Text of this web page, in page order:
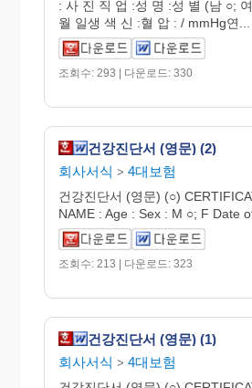
: 사 진 직 업 :성 명 :성 별 (남 ○;
월 일생 색 신 :혈 압 : / mmHg연...
조회수: 293 | 다운로드: 330
건강진단서 (영문) (2)
회사서식 > 4대보험
건강진단서 (영문) (○)
NAME : Age : Sex : M ○; F Date
조회수: 213 | 다운로드: 323
건강진단서 (영문) (1)
회사서식 > 4대보험